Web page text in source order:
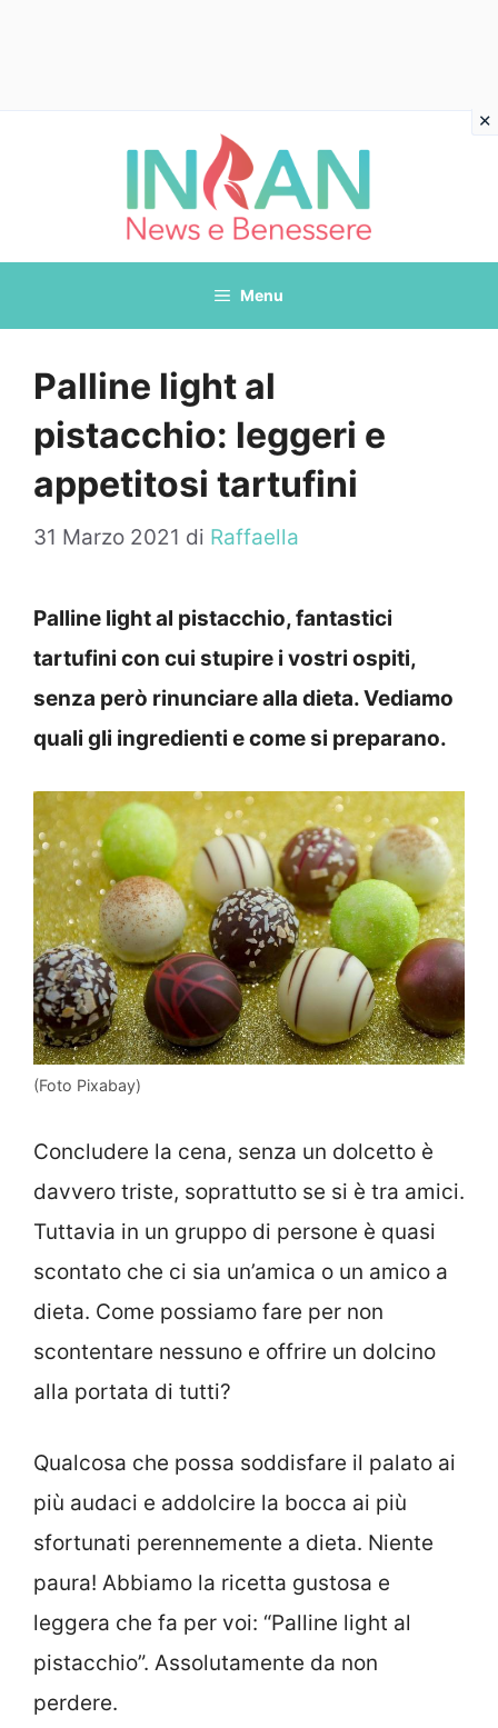
Menu
Palline light al
pistacchio: leggeri e
appetitosi tartufini
31 Marzo 2021 di Raffaella
Palline light al pistacchio, fantastici
tartufini con cui stupire i vostri ospiti,
senza però rinunciare alla dieta. Vediamo
quali gli ingredienti e come si preparano.
(Foto Pixabay)
Concludere la cena, senza un dolcetto è
davvero triste, soprattutto se si è tra amici.
Tuttavia in un gruppo di persone è quasi
scontato che ci sia un’amica o un amico a
dieta. Come possiamo fare per non
scontentare nessuno e offrire un dolcino
alla portata di tutti?
Qualcosa che possa soddisfare il palato ai
più audaci e addolcire la bocca ai più
sfortunati perennemente a dieta. Niente
paura! Abbiamo la ricetta gustosa e
leggera che fa per voi: “Palline light al
pistacchio”. Assolutamente da non
perdere.